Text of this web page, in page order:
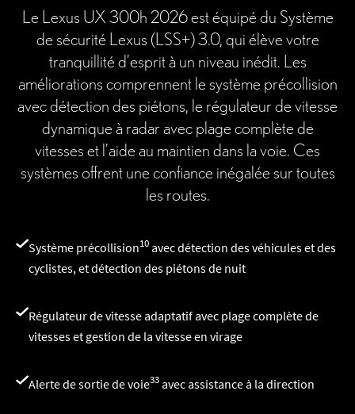
Le Lexus UX 300h 2026 est équipé du Système
de sécurité Lexus (LSS+) 3.0, qui élève votre
tranquillité d’esprit à un niveau inédit. Les
améliorations comprennent le système précollision
avec détection des piétons, le régulateur de vitesse
dynamique à radar avec plage complète de
vitesses et l’aide au maintien dans la voie. Ces
systèmes offrent une confiance inégalée sur toutes
les routes.
Système précollision10 avec détection des véhicules et des
cyclistes, et détection des piétons de nuit
Régulateur de vitesse adaptatif avec plage complète de
vitesses et gestion de la vitesse en virage
Alerte de sortie de voie33 avec assistance à la direction